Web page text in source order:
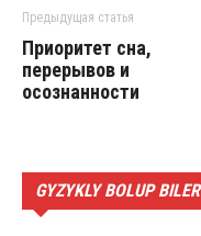
Предыдущая статья
Приоритет сна,
перерывов и
осознанности
GYZYKLY BOLUP BILER